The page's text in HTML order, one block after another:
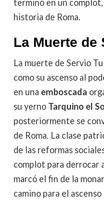
terminó en un
historia de Roma.
La Muerte de
La muerte de Servio
como su ascenso al
en una emboscada
su yerno Tarquino el
posteriormente se
de Roma. La clase
de las reformas
complot para derrocar
marcó el fin de la
camino para el ascenso